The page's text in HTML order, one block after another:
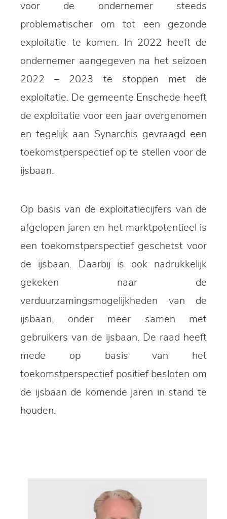
voor de ondernemer steeds
problematischer om tot een gezonde
exploitatie te komen. In 2022 heeft de
ondernemer aangegeven na het seizoen
2022 – 2023 te stoppen met de
exploitatie. De gemeente Enschede heeft
de exploitatie voor een jaar overgenomen
en tegelijk aan Synarchis gevraagd een
toekomstperspectief op te stellen voor de
ijsbaan.
Op basis van de exploitatiecijfers van de
afgelopen jaren en het marktpotentieel is
een toekomstperspectief geschetst voor
de ijsbaan. Daarbij is ook nadrukkelijk
gekeken naar de
verduurzamingsmogelijkheden van de
ijsbaan, onder meer samen met
gebruikers van de ijsbaan. De raad heeft
mede op basis van het
toekomstperspectief positief besloten om
de ijsbaan de komende jaren in stand te
houden.